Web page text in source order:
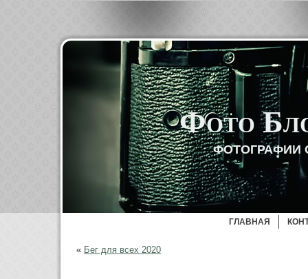
Фото
ФОТОГРАФИИ
ГЛАВНАЯ
« Бег для всех 2020